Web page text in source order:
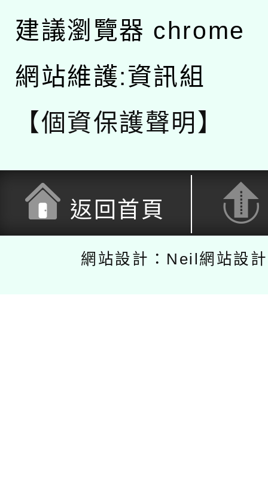
建議瀏覽器 chrome
網站維護:資訊組
【個資保護聲明】
返回首頁
網站設計：Neil網站設